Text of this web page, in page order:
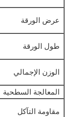
عرض الورقة
طول الورقة
الوزن الإجمالي
المعالجة السطحية
مقاومة التآكل